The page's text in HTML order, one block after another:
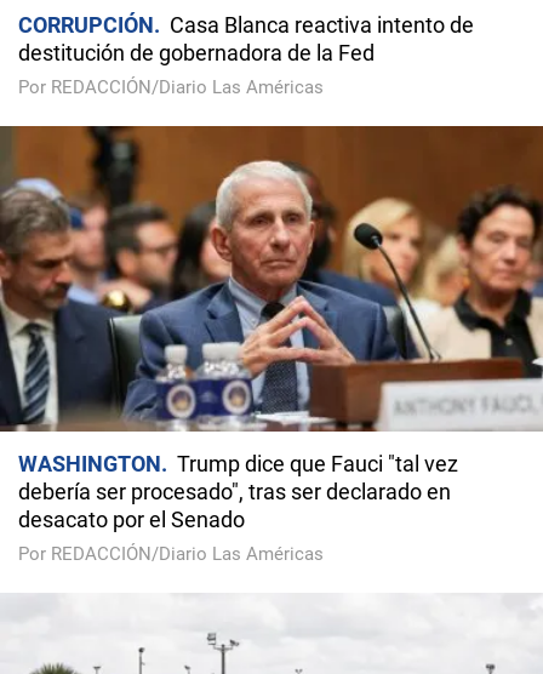
CORRUPCIÓN
Casa Blanca reactiva intento de
destitución de gobernadora de la Fed
Por REDACCIÓN/Diario Las Américas
WASHINGTON
Trump dice que Fauci "tal vez
debería ser procesado", tras ser declarado en
desacato por el Senado
Por REDACCIÓN/Diario Las Américas